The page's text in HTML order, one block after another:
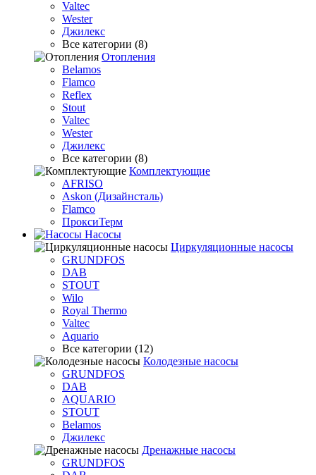
Valtec
Wester
Джилекс
Все категории (8)
Отопления
Belamos
Flamco
Reflex
Stout
Valtec
Wester
Джилекс
Все категории (8)
Комплектующие
AFRISO
Askon (Дизайнсталь)
Flamco
ПроксиТерм
Насосы
Циркуляционные насосы
GRUNDFOS
DAB
STOUT
Wilo
Royal Thermo
Valtec
Aquario
Все категории (12)
Колодезные насосы
GRUNDFOS
DAB
AQUARIO
STOUT
Belamos
Джилекс
Дренажные насосы
GRUNDFOS